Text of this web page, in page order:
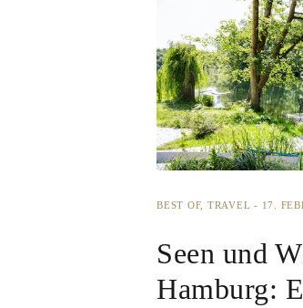
BEST OF TRAVEL 17.
Seen und
Hamburg: